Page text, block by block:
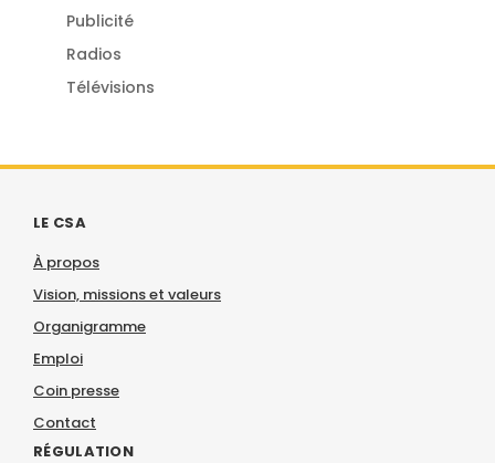
Publicité
Radios
Télévisions
LE CSA
À propos
Vision, missions et valeurs
Organigramme
Emploi
Coin presse
Contact
RÉGULATION